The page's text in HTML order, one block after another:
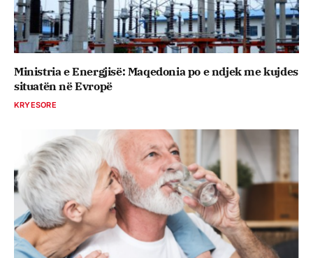
Ministria e Energjisë: Maqedonia po e ndjek me kujdes
situatën në Evropë
KRYESORE